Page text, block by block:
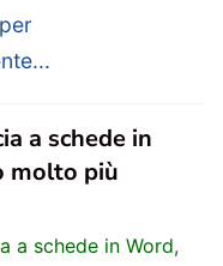
a schede in
molto più
a schede in Word,